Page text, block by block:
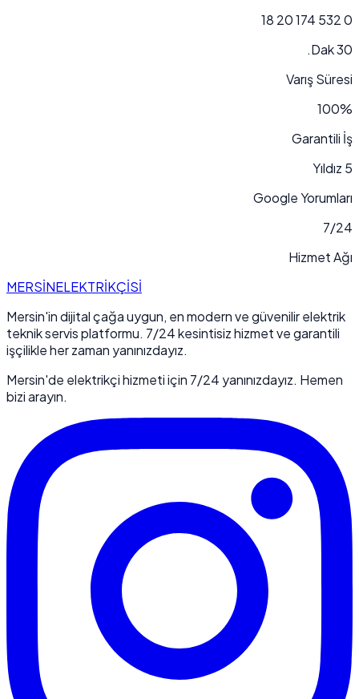
0 532 174 20 18
30 Dak.
Varış Süresi
100%
Garantili İş
5 Yıldız
Google Yorumları
7/24
Hizmet Ağı
MERSİNELEKTRİKÇİSİ
Mersin'in dijital çağa uygun, en modern ve güvenilir elektrik
teknik servis platformu. 7/24 kesintisiz hizmet ve garantili
işçilikle her zaman yanınızdayız.
Mersin'de elektrikçi hizmeti için 7/24 yanınızdayız. Hemen
bizi arayın.